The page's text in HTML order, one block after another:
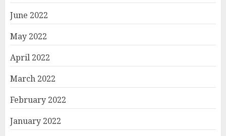
June 2022
May 2022
April 2022
March 2022
February 2022
January 2022